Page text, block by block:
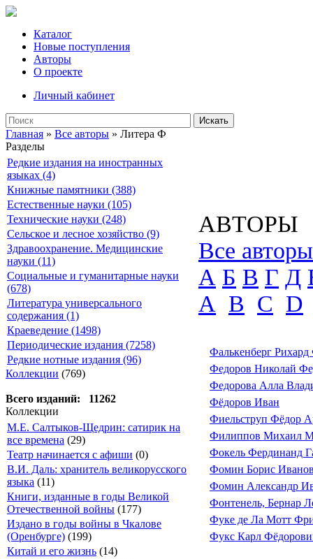
Каталог
Новые поступления
Авторы
О проекте
Личный кабинет
Искать
Главная » Все авторы » Литера Ф
Разделы
Редкие издания на иностранных
языках (4)
Книжные памятники (388)
Естественные науки (105)
Технические науки (248)
Сельское и лесное хозяйство (9)
Здравоохранение. Медицинские
науки (11)
Социальные и гуманитарные науки
(678)
Литература универсального
содержания (1)
Краеведение (1498)
Периодические издания (7258)
Редкие нотные издания (96)
Коллекции (769)
Всего изданий: 11262
Коллекции
М.Е. Салтыков-Щедрин: сатирик на
все времена (29)
Театр начинается с афиши (0)
В.И. Даль: хранитель великорусского
языка (11)
Книги, изданные в годы Великой
Отечественной войны (177)
Издано в годы войны в Чкалове
(Оренбурге) (199)
Китай и его жизнь (14)
АВТОРЫ
Все авторы
А Б В Г Д
A B C D
Фалькенберг
Федоров Николай
Федорова Алла
Фёдоров Иван
Фиельструп Фёдор
Филиппов Михаил
Фокель Фердинанд
Фомин Борис
Фомин Александр
Фонтенель, Бернар
Фуке де Ла Мотт
Фукс Карл